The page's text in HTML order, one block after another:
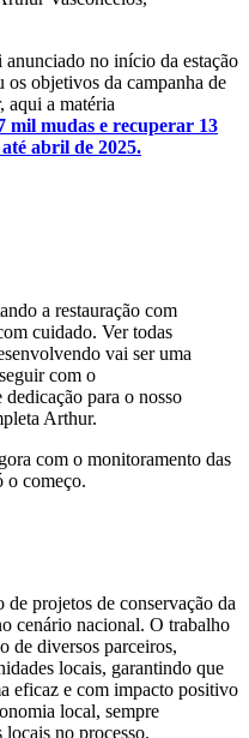
no início da estação
objetivos da campanha de
aqui a matéria
mil mudas e recuperar 13
abril de 2025.
a restauração com
cuidado. Ver todas
vai ser uma
com o
para o nosso
Arthur.
com o monitoramento das
o começo.
projetos de conservação da
cenário nacional. O trabalho
de diversos parceiros,
locais, garantindo que
eficaz e com impacto positivo
local, sempre
no processo.